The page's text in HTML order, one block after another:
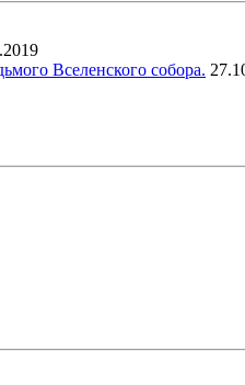
Вселенского собора.